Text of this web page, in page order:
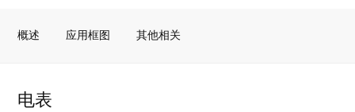
概述 应用框图 其他相关
电表